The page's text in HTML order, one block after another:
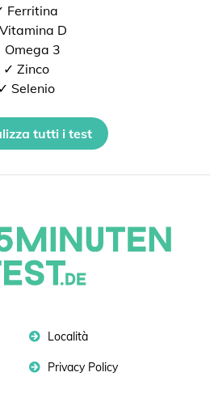
Ferritina
D
Omega 3
✓ Zinco
✓ Selenio
tutti i test
Località
Privacy Policy